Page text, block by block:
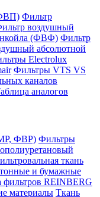
Фильтр
воздушный
(ФВФ) Фильтр
абсолютной
Electrolux
Фильтры VTS VS
каналов
аналогов
ФВР) Фильтры
ткань
и бумажные
фильтров REINBERG
материалы Ткань